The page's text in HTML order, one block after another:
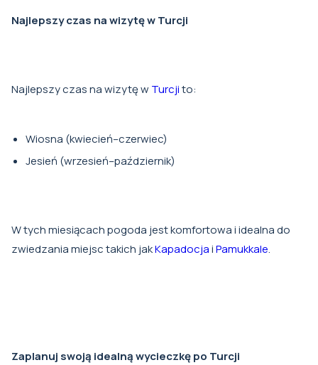
Najlepszy czas na wizytę w Turcji
Najlepszy czas na wizytę w Turcjito:
Wiosna (kwiecień–czerwiec)
Jesień (wrzesień–październik)
W tych miesiącach pogoda jest komfortowa i idealna do
zwiedzania miejsc takich jakKapadocjaiPamukkale.
Zaplanuj swoją idealną wycieczkę po Turcji